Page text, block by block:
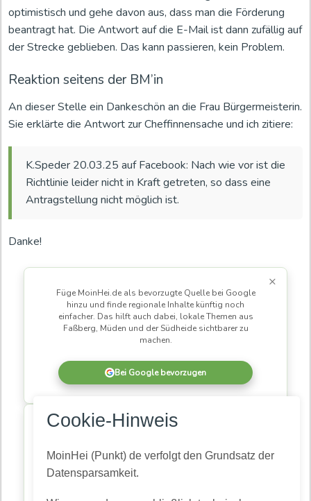
Cookie-Hinweis
MoinHei (Punkt) de verfolgt den Grundsatz der
Datensparsamkeit.
optimistisch und gehe davon aus, dass man die Förderung
beantragt hat. Die Antwort auf die E-Mail ist dann zufällig auf
der Strecke geblieben. Das kann passieren, kein Problem.
Reaktion seitens der BM’in
An dieser Stelle ein Dankeschön an die Frau Bürgermeisterin.
Sie erklärte die Antwort zur Cheffinnensache und ich zitiere:
K.Speder 20.03.25 auf Facebook: Nach wie vor ist die
Richtlinie leider nicht in Kraft getreten, so dass eine
Antragstellung nicht möglich ist.
Danke!
×
Füge MoinHei.de als bevorzugte Quelle bei Google
hinzu und finde regionale Inhalte künftig noch
einfacher. Das hilft auch dabei, lokale Themen aus
Faßberg, Müden und der Südheide sichtbarer zu
machen.
Bei Google bevorzugen
MoinHei.de betreibe ich kostenlos, damit regionale
alle zugänglich bleiben. Damit daraus eine
lebendige Community wird, braucht es Menschen,
die mitlesen und mitmachen.